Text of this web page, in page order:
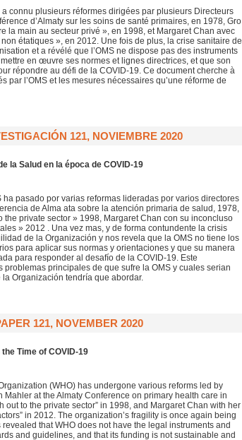
a connu plusieurs réformes dirigées par plusieurs Directeurs
d’Almaty sur les soins de santé primaires, en 1978, Gro
la main au secteur privé », en 1998, et Margaret Chan avec
étatiques », en 2012. Une fois de plus, la crise sanitaire de
et a révélé que l’OMS ne dispose pas des instruments
en œuvre ses normes et lignes directrices, et que son
répondre au défi de la COVID-19. Ce document cherche à
l’OMS et les mesures nécessaires qu’une réforme de
121, NOVIEMBRE 2020
la Salud en la época de COVID-19
pasado por varias reformas lideradas por varios directores
de Alma ata sobre la atención primaria de salud, 1978,
private sector » 1998, Margaret Chan con su inconcluso
» 2012 . Una vez mas, y de forma contundente la crisis
de la Organización y nos revela que la OMS no tiene los
para aplicar sus normas y orientaciones y que su manera
para responder al desafío de la COVID-19. Este
principales de que sufre la OMS y cuales serian
Organización tendría que abordar.
121, NOVEMBER 2020
Time of COVID-19
(WHO) has undergone various reforms led by
at the Almaty Conference on primary health care in
out to the private sector” in 1998, and Margaret Chan with her
in 2012. The organization’s fragility is once again being
that WHO does not have the legal instruments and
and guidelines, and that its funding is not sustainable and